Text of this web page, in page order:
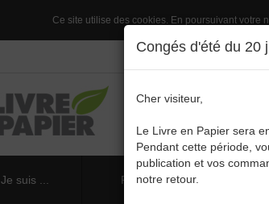
Ce site utilise des cookies. En poursuivant votre
Congés d'été du 20
Cher visiteur,
Le Livre en Papier sera
Pendant cette période,
publication et vos
notre retour.
Je suis ... Publier un livre